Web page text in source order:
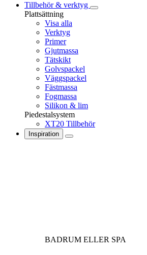
Tillbehör & verktyg
Plattsättning
Visa alla
Verktyg
Primer
Gjutmassa
Tätskikt
Golvspackel
Väggspackel
Fästmassa
Fogmassa
Silikon & lim
Piedestalsystem
XT20 Tillbehör
Inspiration
BADRUM ELLER SPA